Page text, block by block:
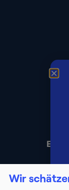
Wir